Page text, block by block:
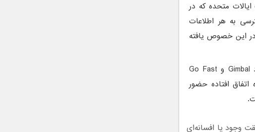
متحده که در
بوده و توانایی دسترسی به هر اطلاعات
این خصوص یافته
خلبان سابق نیروی دریایی ایالات متحده که در رویداد Gimbal و Go Fast
متحده اتفاق افتاده حضور
وجود یا افسانه‌ای